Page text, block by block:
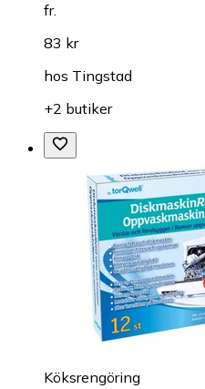
fr.
83 kr
hos Tingstad
+2 butiker
Köksrengöring